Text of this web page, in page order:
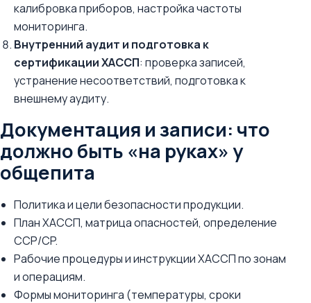
калибровка приборов, настройка частоты
мониторинга.
Внутренний аудит и подготовка к
сертификации ХАССП: проверка записей,
устранение несоответствий, подготовка к
внешнему аудиту.
Документация и записи: что
должно быть «на руках» у
общепита
Политика и цели безопасности продукции.
План ХАССП, матрица опасностей, определение
CCP/CP.
Рабочие процедуры и инструкции ХАССП по зонам
и операциям.
Формы мониторинга (температуры, сроки